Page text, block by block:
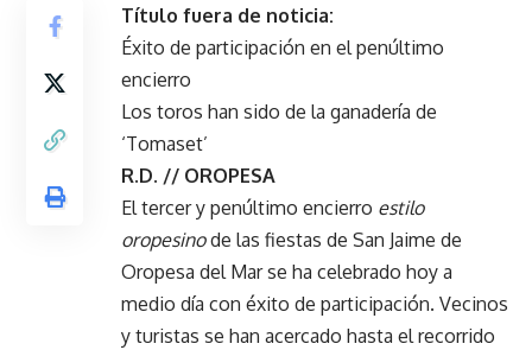
Título fuera de noticia:
Éxito de participación en el penúltimo
encierro
Los toros han sido de la ganadería de
‘Tomaset’
R.D. // OROPESA
El tercer y penúltimo encierro estilo
oropesinode las fiestas de San Jaime de
Oropesa del Mar se ha celebrado hoy a
medio día con éxito de participación. Vecinos
y turistas se han acercado hasta el recorrido